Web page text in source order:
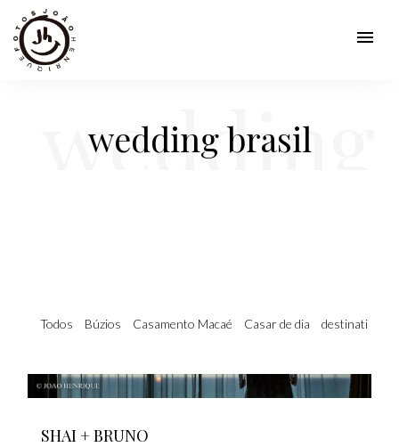
menu
wedding brasil
wedding
Todos Búzios Casamento Macaé Casar de dia destination
SHAI + BRUNO